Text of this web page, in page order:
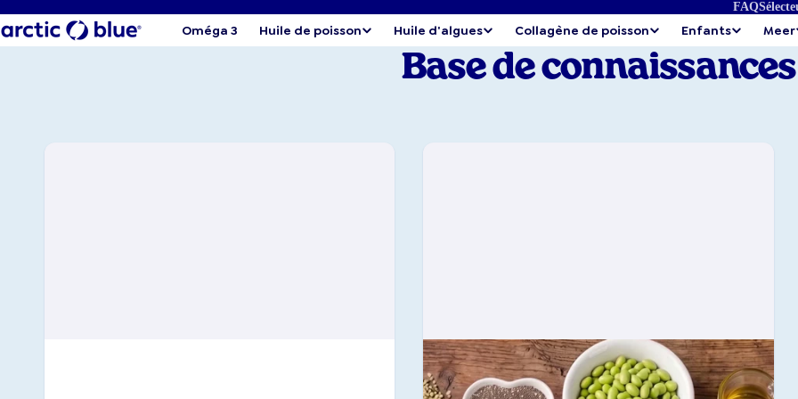
FAQ
Oméga 3 Huile de poisson Huile d'algues Collagène de poisson Enfants Meer
Base de connaissances